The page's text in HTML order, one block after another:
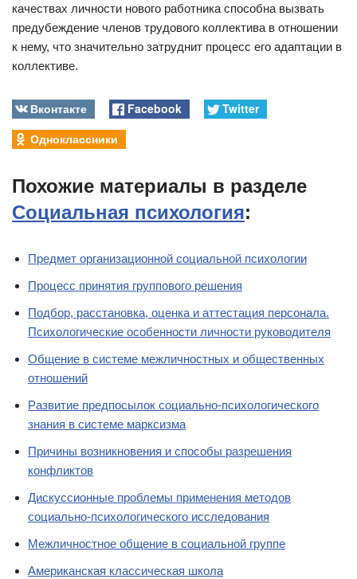
качествах личности нового работника способна вызвать
предубеждение членов трудового коллектива в отношении
к нему, что значительно затруднит процесс его адаптации в
коллективе.
Вконтакте Facebook
Twitter
Одноклассники
Похожие материалы в разделе
Социальная психология:
Предмет организационной социальной психологии
Процесс принятия группового решения
Подбор, расстановка, оценка и аттестация персонала.
Психологические особенности личности руководителя
Общение в системе межличностных и общественных
отношений
Развитие предпосылок социально-психологического
знания в системе марксизма
Причины возникновения и способы разрешения
конфликтов
Дискуссионные проблемы применения методов
социально-психологического исследования
Межличностное общение в социальной группе
Американская классическая школа